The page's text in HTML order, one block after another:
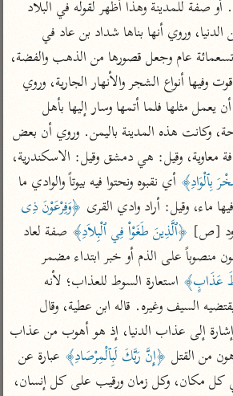
أخرى
أضواء البيان
نظم الدرر للبقاعي
لغة وبلاغة
التحرير والتنوير
المحرر الوجيز لابن
عطية
البحر المحيط لأبي
حيان
البسيط للواحدي
تفسير أبي السعود
الكشاف للزمخشري
مركَّزة العبارة
تفسير الجلالين
جامع البيان للإيجي
تفسير البيضاوي
تفسير النسفي
الوجيز للواحدي
تفسير ابن أبي زمنين
آثار
موسوعة التفسير
المأثور
الدر المنثور
تفسير ابن أبي حاتم
تفسير مقاتل
بِٱلْوَادِ﴾
ماء، وقيل: أراد وادي القرى
[ص] ﴿ٱلَّذِينَ طَغَوْاْ فِي ٱلْبِلاَدِ﴾
منصوباً على الذم أو خبر ابتداء مضمر
عَذَابٍ﴾
من القتل ﴿إِنَّ رَبَّكَ لَبِٱلْمِرْصَادِ﴾